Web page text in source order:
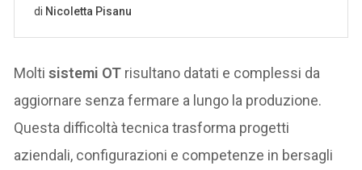
Moltisistemi OT risultano datati e complessi da
aggiornare senza fermare a lungo la produzione.
Questa difficoltà tecnica trasforma progetti
aziendali, configurazioni e competenze in bersagli